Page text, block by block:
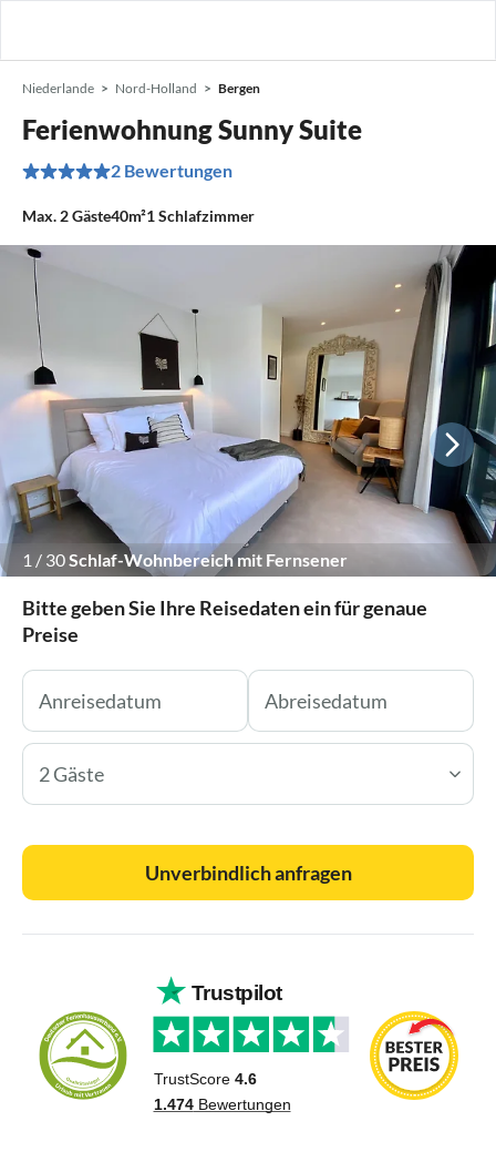
Niederlande Nord-Holland Bergen
Ferienwohnung Sunny Suite
2 Bewertungen
Max. 2Gäste40m²1Schlafzimmer
1 / 30Schlaf-Wohnbereich mit Fernsener
Bitte geben Sie Ihre Reisedaten ein für genaue
Preise
2 Gäste
Unverbindlich anfragen